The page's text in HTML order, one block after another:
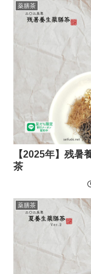
薬膳茶
【2025年】残暑
茶
薬膳茶